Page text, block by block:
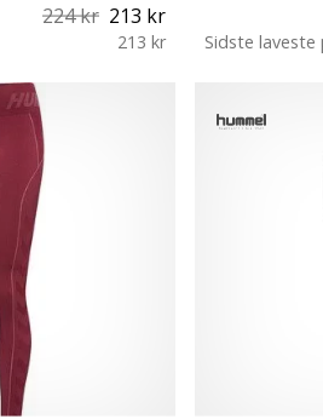
224 kr 213 kr
213 kr Sidste laveste